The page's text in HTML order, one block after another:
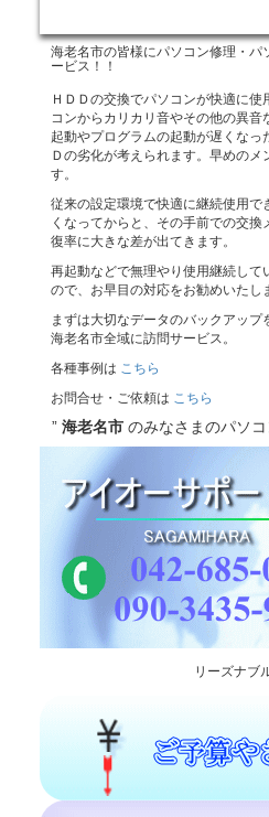
海老名市の皆様にパソコン修理・パ
ービス！！
ＨＤＤの交換でパソコンが快適に
コンからカリカリ音やその他の異
起動やプログラムの起動が遅くなっ
Ｄの劣化が考えられます。早めのメ
す。
従来の設定環境で快適に継続使用で
くなってからと、その手前での交換
復率に大きな差が出てきます。
再起動などで無理やり使用継続して
ので、お早目の対応をお勧めいたし
まずは大切なデータのバックアップ
海老名市全域に訪問サービス。
各種事例は こちら
お問合せ・ご依頼は こちら
” 海老名市 のみなさまのパソ
リーズナブ